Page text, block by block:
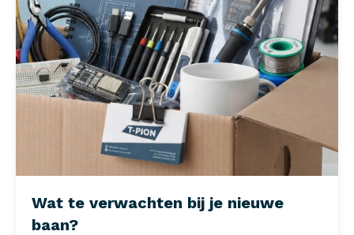
Wat te verwachten bij je nieuwe
baan?